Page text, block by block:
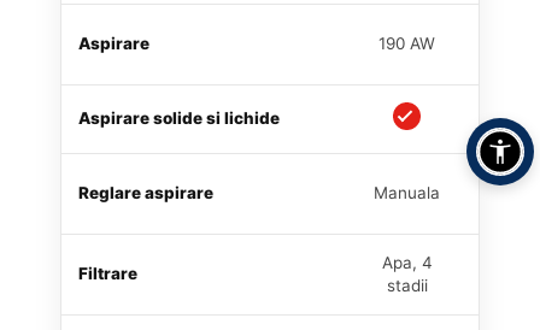
Aspirare 190 AW
Aspirare solide si lichide
Reglare aspirare Manuala
Filtrare
Apa, 4
stadii